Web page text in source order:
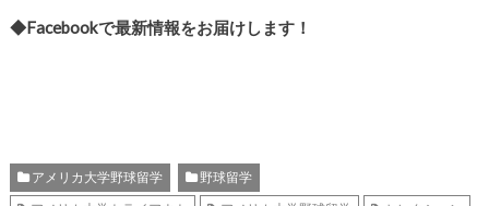
◆Facebookで最新情報をお届けします！
アメリカ大学野球留学
野球留学